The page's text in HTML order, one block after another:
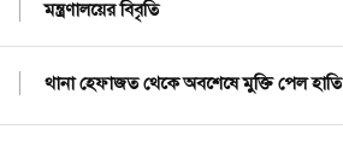
মন্ত্রণালয়ের বিবৃতি
থানা হেফাজত থেকে অবশেষে মুক্তি পেল হাতি